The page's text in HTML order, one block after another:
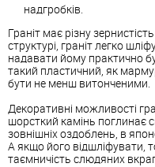
надгробків.
Граніт має різну
структурі, граніт легко
надавати йому практично
такий пластичний, як
бути не менш витонченими.
Декоративні можливості
шорсткий камінь поглинає
зовнішніх оздоблень, в
А якщо його відшліфувати,
таємничість слюдяних